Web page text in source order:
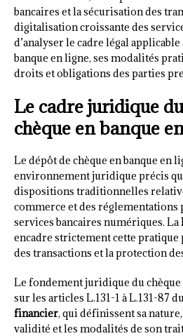
bancaires et la sécurisation des
digitalisation croissante des
d’analyser le cadre légal
banque en ligne, ses modalités
droits et obligations des parties
Le cadre juridique
chèque en banque
Le dépôt de chèque en banque en
environnement juridique précis
dispositions traditionnelles
commerce et des réglementations
services bancaires numériques. La
encadre strictement cette
des transactions et la protection
Le fondement juridique du
sur les articles L.131-1 à L.131-87
financier, qui définissent sa
validité et les modalités de son